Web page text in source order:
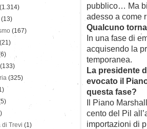
pubblico… Ma
adesso a come
Qualcuno
In una fase di
acquisendo la
temporanea.
La presidente
evocato il
questa fase?
Il Piano
cento del Pil
importazioni di
(1.314)
(13)
(167)
(21)
(133)
(325)
di Trevi (1)